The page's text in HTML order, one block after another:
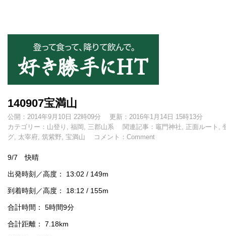
140907宝満山
公開：2014年9月10日 22時09分
更新：2016年1月14日 15時13分
カテゴリー： 山登り , 福岡 , 三郡山系 関連記事： 竈門神社, 正面ルート ,
グ, 太宰府, 筑紫野, 宝満山 コメント： Comment
9/7 快晴
出発時刻／高度： 13:02 / 149m
到着時刻／高度： 18:12 / 155m
合計時間： 5時間9分
合計距離： 7.18km